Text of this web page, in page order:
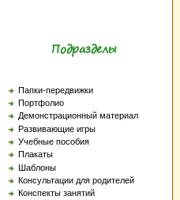
Подразделы
Папки-передвижки
Портфолио
Демонстрационный материал
Развивающие игры
Учебные пособия
Плакаты
Шаблоны
Консультации для родителей
Конспекты занятий